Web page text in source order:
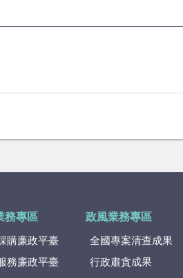
務專區
購廉政平臺
務廉政平臺
政風業務專區
全國專案清查成果
行政肅貪成果